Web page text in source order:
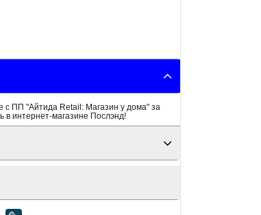
с ПП "Айтида Retail: Магазин у дома" за
в интернет-магазине Послэнд!